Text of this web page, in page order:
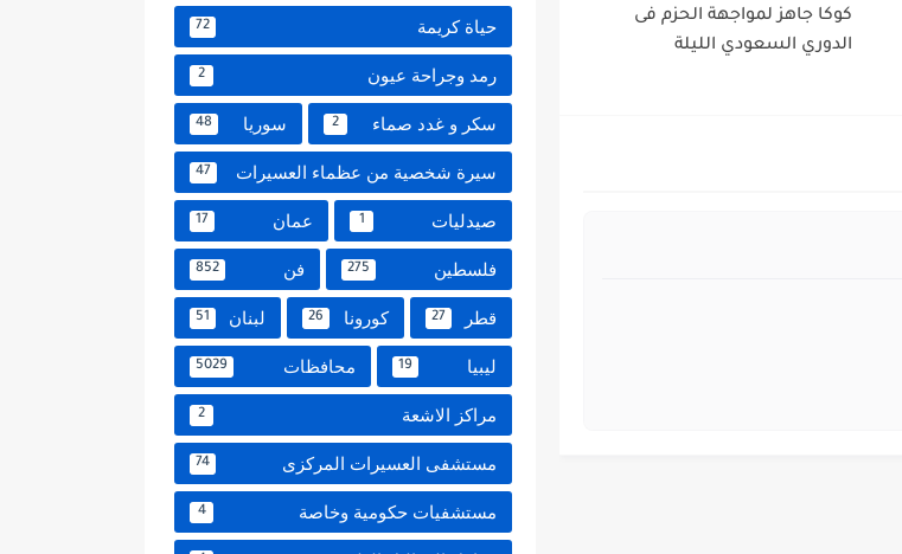
كوكا جاهز لمواجهة الحزم فى
الدوري السعودي الليلة
حياة كريمة 72
رمد وجراحة عيون 2
سكر و غدد صماء 2 سوريا 48
سيرة شخصية من عظماء العسيرات 47
صيدليات 1 عمان 17
فلسطين 275 فن 852
قطر 27 كورونا 26 لبنان 51
ليبيا 19 محافظات 5029
مراكز الاشعة 2
مستشفى العسيرات المركزى 74
مستشفيات حكومية وخاصة 4